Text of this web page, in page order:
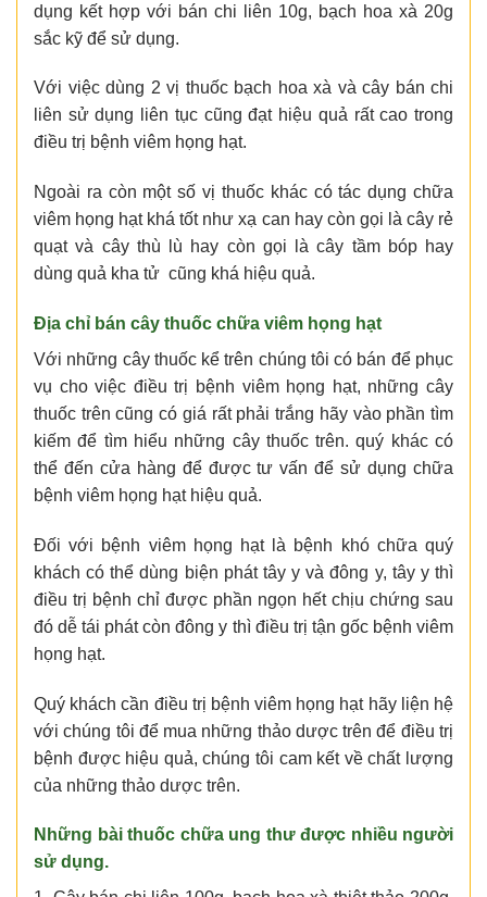
dụng kết hợp với bán chi liên 10g, bạch hoa xà 20g
sắc kỹ để sử dụng.
Với việc dùng 2 vị thuốc bạch hoa xà và cây bán chi
liên sử dụng liên tục cũng đạt hiệu quả rất cao trong
điều trị bệnh viêm họng hạt.
Ngoài ra còn một số vị thuốc khác có tác dụng chữa
viêm họng hạt khá tốt như xạ can hay còn gọi là cây rẻ
quạt và cây thù lù hay còn gọi là cây tầm bóp hay
dùng quả kha tử cũng khá hiệu quả.
Địa chỉ bán cây thuốc chữa viêm họng hạt
Với những cây thuốc kể trên chúng tôi có bán để phục
vụ cho việc điều trị bệnh viêm họng hạt, những cây
thuốc trên cũng có giá rất phải trắng hãy vào phần tìm
kiếm để tìm hiểu những cây thuốc trên. quý khác có
thể đến cửa hàng để được tư vấn để sử dụng chữa
bệnh viêm họng hạt hiệu quả.
Đối với bệnh viêm họng hạt là bệnh khó chữa quý
khách có thể dùng biện phát tây y và đông y, tây y thì
điều trị bệnh chỉ được phần ngọn hết chịu chứng sau
đó dễ tái phát còn đông y thì điều trị tận gốc bệnh viêm
họng hạt.
Quý khách cần điều trị bệnh viêm họng hạt hãy liện hệ
với chúng tôi để mua những thảo dược trên để điều trị
bệnh được hiệu quả, chúng tôi cam kết về chất lượng
của những thảo dược trên.
Những bài thuốc chữa ung thư được nhiều người
sử dụng.